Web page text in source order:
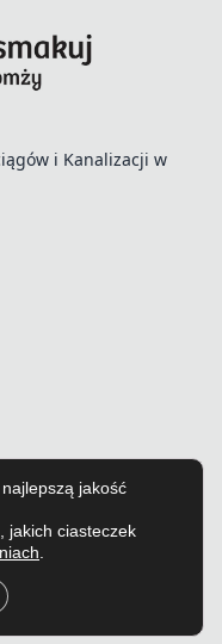
i Kanalizacji w
jakość
jakich ciasteczek
panel powiadomień o